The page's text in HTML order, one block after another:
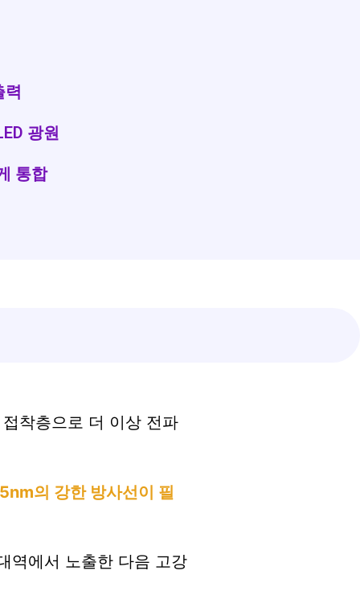
력
광원
통합
착층으로 더 이상 전파
의 강한 방사선이 필
역에서 노출한 다음 고강